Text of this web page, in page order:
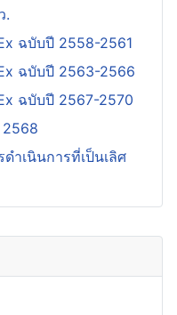
.
ฉบับปี 2558-2561
ฉบับปี 2563-2566
ฉบับปี 2567-2570
2568
ำเนินการที่เป็นเลิศ